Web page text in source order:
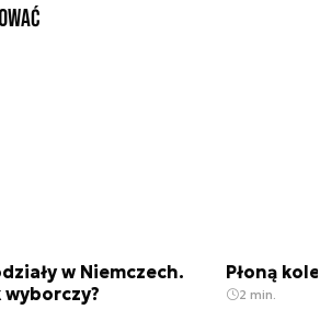
w Niemczech.
wyborczy?
Płoną
2 min.